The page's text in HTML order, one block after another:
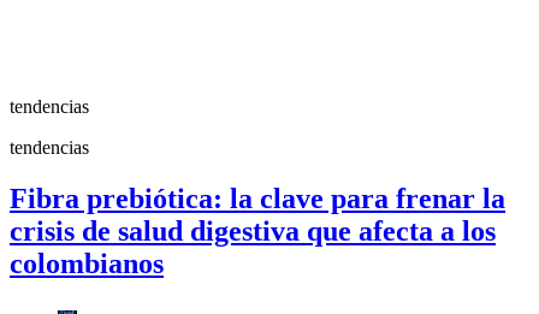
tendencias
tendencias
Fibra prebiótica: la clave para frenar la
crisis de salud digestiva que afecta a los
colombianos